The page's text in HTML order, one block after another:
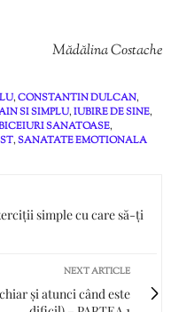
Mădălina Costache
,CONSTANTIN DULCAN,
SI SIMPLU,IUBIRE DE SINE,
SANATOASE,
,SANATATE EMOTIONALA
simple cu care să-ți
NEXT ARTICLE
și atunci când este